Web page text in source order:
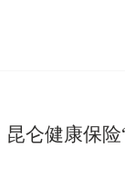
昆仑健康保